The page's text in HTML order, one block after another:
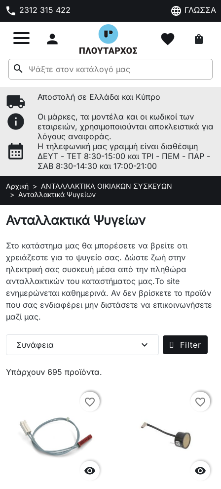
phone 2312 315 422 language ΓΛΩΣΣΑ
 favorite shopping_bag
search
local_shipping Αποστολή σε Ελλάδα και Κύπρο
info
Οι μάρκες, τα μοντέλα και οι κωδικοί των
εταιρειών, χρησιμοποιούνται αποκλειστικά για
λόγους αναφοράς.
calendar_month
Η τηλεφωνική μας γραμμή είναι διαθέσιμη
ΔΕΥΤ - ΤΕΤ 8:30-15:00 και ΤΡΙ - ΠΕΜ - ΠΑΡ -
ΣΑΒ 8:30-14:30 και 17:00-21:00
Αρχική
ΑΝΤΑΛΛΑΚΤΙΚΑ ΟΙΚΙΑΚΩΝ ΣΥΣΚΕΥΩΝ
Ανταλλακτικά Ψυγείων
Ανταλλακτικά Ψυγείων
Στο κατάστημα μας θα μπορέσετε να βρείτε οτι
χρειάζεστε για το ψυγείο σας. Δώστε ζωή στην
ηλεκτρική σας συσκευή μέσα από την πληθώρα
ανταλλακτικών του καταστήματος μας.Το site
ενημερώνεται καθημερινά. Αν δεν βρίσκετε το προϊόν
που σας ενδιαφέρει μην διστάσετε να επικοινωνήσετε
μαζί μας.
Υπάρχουν 695 προϊόντα.
Συνάφεια expand_more Filter

favorite_border
favorite_border

favorite_border
favorite_border